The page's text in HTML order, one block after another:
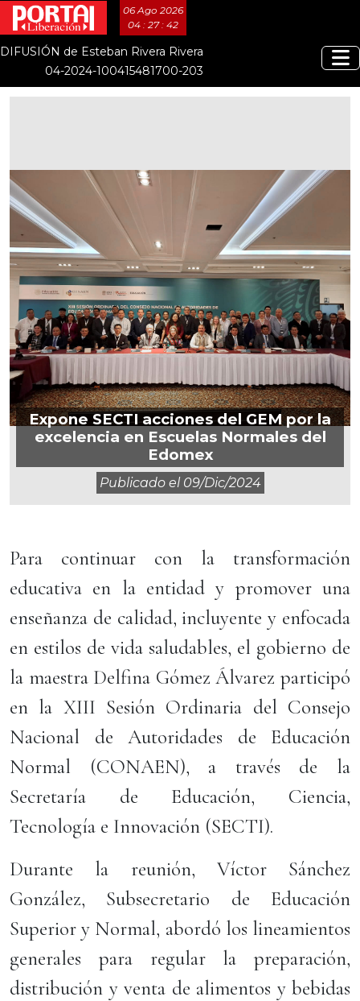
06 Ago 2026
04 : 27 : 43
DIFUSIÓN de Esteban Rivera Rivera
04-2024-100415481700-203
Expone SECTI acciones del GEM por la
excelencia en Escuelas Normales del
Edomex
Publicado el 09/dic/2024
Para continuar con la transformación
educativa en la entidad y promover una
enseñanza de calidad, incluyente y enfocada
en estilos de vida saludables, el gobierno de
la maestra Delfina Gómez Álvarez participó
en la XIII Sesión Ordinaria del Consejo
Nacional de Autoridades de Educación
Normal (CONAEN), a través de la
Secretaría de Educación, Ciencia,
Tecnología e Innovación (SECTI).
Durante la reunión, Víctor Sánchez
González, Subsecretario de Educación
Superior y Normal, abordó los lineamientos
generales para regular la preparación,
distribución y venta de alimentos y bebidas